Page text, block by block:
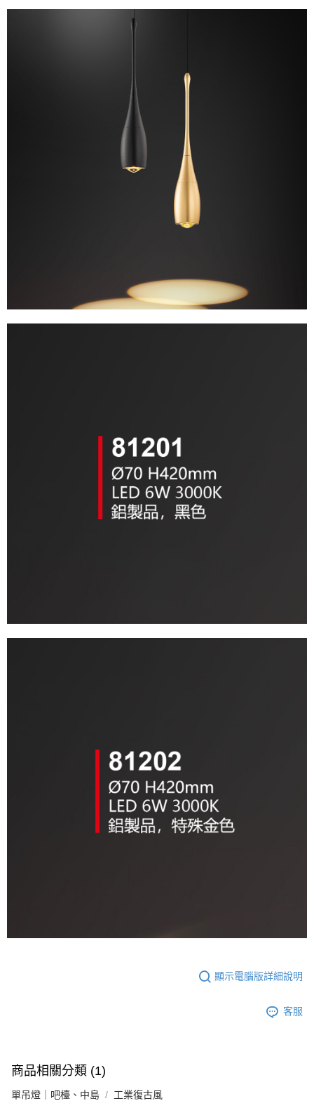
權轉讓予恩沛科技股份有限公司。
２．關於個人資料處理事宜，請瀏覽以下網址：
４．使用「AFTEE先享後付」時，將依據個別帳號之用戶狀況，依本公司即
時審查核予不同之上限額度；若仍有額度不足之情形，本公司將視審查結果
５．嚴禁一人註冊多個帳號或使用他人資訊註冊。若發現惡意使用之情形，
恩沛科技股份有限公司將有權停止該用戶之使用額度並採取法律行動。
顯示電腦版詳細說明
客服
商品相關分類 (1)
單吊燈｜吧檯、中島 工業復古風